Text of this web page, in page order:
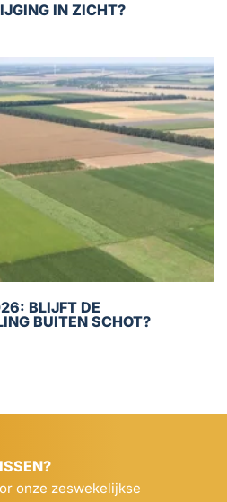
IN ZICHT?
BLIJFT DE
BUITEN SCHOT?
onze zeswekelijkse